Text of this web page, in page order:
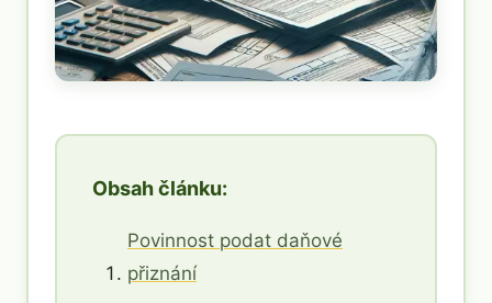
Obsah článku:
Povinnost podat daňové
přiznání